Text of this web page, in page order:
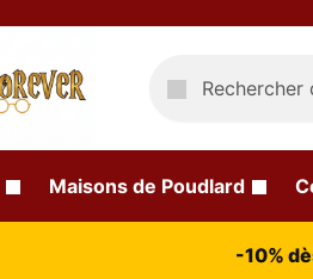
Maisons de Poudlard
-10%